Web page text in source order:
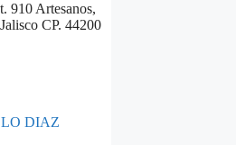
910 Artesanos,
CP. 44200
DIAZ